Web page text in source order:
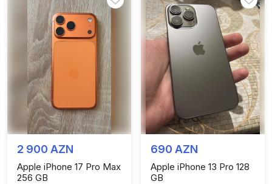
2 900 AZN
Apple iPhone 17 Pro Max
256 GB
690 AZN
Apple iPhone 13 Pro 128
GB